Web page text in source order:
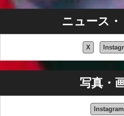
ニュース・
X
写真・
Instagram